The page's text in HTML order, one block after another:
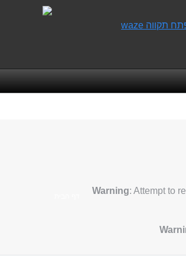
Warning: Attempt to